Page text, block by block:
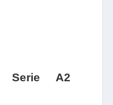
Serie A2